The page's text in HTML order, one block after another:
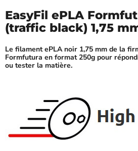
EasyFil ePLA
(traffic black) 1,75
Le filament ePLA noir 1,75 mm de la
Formfutura en format 250g pour
ou tester la matière.